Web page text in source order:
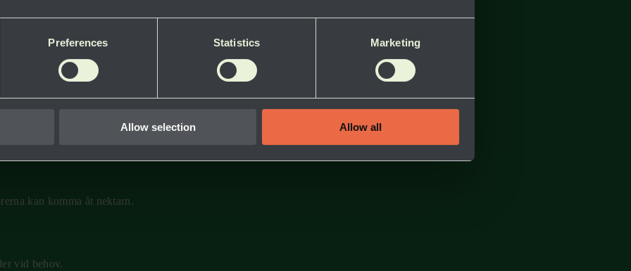
Preferences Statistics Marketing
Allow selection Allow all
plantering
höst – det ger pollinatörerna mat hela säsongen.
olika växter.
kan komma åt nektarn.
vid behov.